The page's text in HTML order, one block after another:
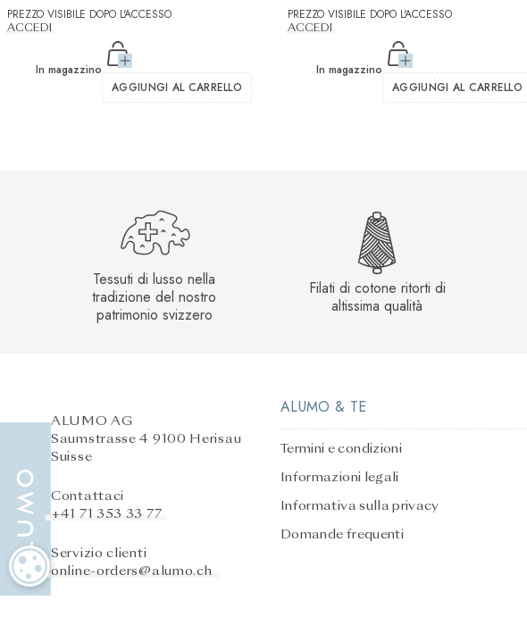
PREZZO VISIBILE DOPO L'ACCESSO
ACCEDI
In magazzino
AGGIUNGI AL CARRELLO
PREZZO VISIBILE DOPO L'ACCESSO
ACCEDI
In magazzino
AGGIUNGI AL CARRELLO
Tessuti di lusso nella
tradizione del nostro
patrimonio svizzero
Filati di cotone ritorti di
altissima qualità
ALUMO AG
Saumstrasse 4 9100 Herisau
Suisse
Contattaci
+41 71 353 33 77
Servizio clienti
online-orders@alumo.ch
ALUMO & TE
Termini e condizioni
Informazioni legali
Informativa sulla privacy
Domande frequenti
IMPOSTAZIONI DEI COOKIE